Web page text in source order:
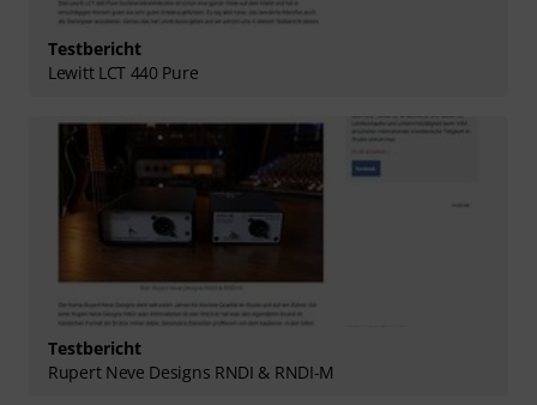
Testbericht
Lewitt LCT 440 Pure
Testbericht
Rupert Neve Designs RNDI & RNDI-M